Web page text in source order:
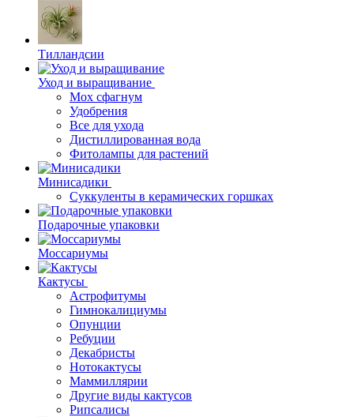
Тилландсии
Уход и выращивание
Мох сфагнум
Удобрения
Все для ухода
Дистиллированная вода
Фитолампы для растений
Минисадики
Суккуленты в керамических горшках
Подарочные упаковки
Моссариумы
Кактусы
Астрофитумы
Гимнокалициумы
Опунции
Ребуции
Декабристы
Нотокактусы
Маммиллярии
Другие виды кактусов
Рипсалисы